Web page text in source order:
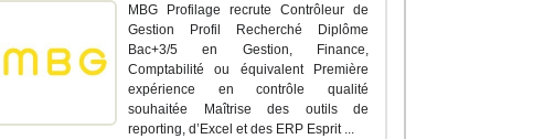
MBG Profilage recrute Contrôleur de
Gestion Profil Recherché Diplôme
Bac+3/5 en Gestion, Finance,
Comptabilité ou équivalent Première
expérience en contrôle qualité
souhaitée Maîtrise des outils de
reporting, d’Excel et des ERP Esprit ...